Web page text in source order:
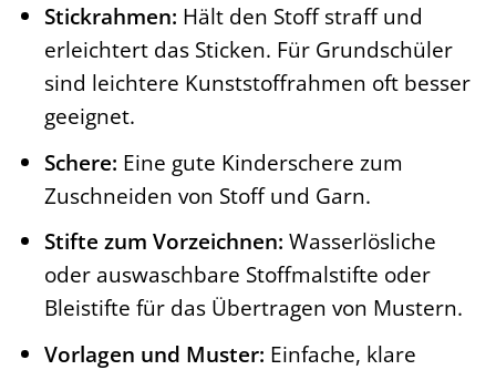
Stickrahmen: Hält den Stoff straff und
erleichtert das Sticken. Für Grundschüler
sind leichtere Kunststoffrahmen oft besser
geeignet.
Schere: Eine gute Kinderschere zum
Zuschneiden von Stoff und Garn.
Stifte zum Vorzeichnen: Wasserlösliche
oder auswaschbare Stoffmalstifte oder
Bleistifte für das Übertragen von Mustern.
Vorlagen und Muster: Einfache, klare